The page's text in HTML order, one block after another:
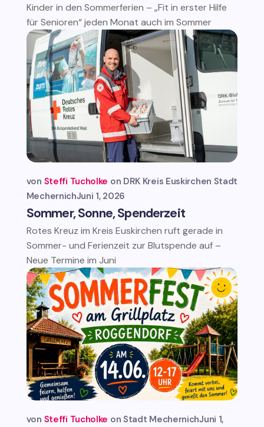
Kinder in den Sommerferien – „Fit in erster Hilfe
für Senioren“ jeden Monat auch im Sommer
Sommer, Sonne, Spenderzeit
von Steffi Tucholke DRK Kreis Euskirchen Stadt
MechernichJuni 1, 2026
Rotes Kreuz im Kreis Euskirchen ruft gerade in
Sommer- und Ferienzeit zur Blutspende auf –
Neue Termine im Juni
von Steffi Tucholke Stadt MechernichJuni 1,